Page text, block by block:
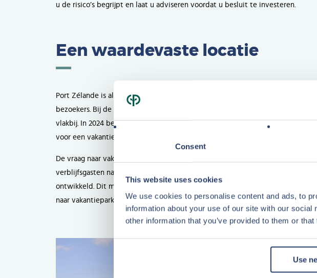
Consent
This website uses cookies
We use cookies to personalise content and ads, to
information about your use of our site with our
other information that you’ve provided to them or
Use
u de risico’s begrijpt en laat u adviseren voordat u besluit te investeren.
Een waardevaste locatie
Port Zélande is al jaren een van de populairste parken binnen het portfolio
bezoekers. Bij de grens tussen Zeeland en Zuid-Holland fungeert het park
vlakbij. In 2024 bezochten maar liefst
de provincie
voor een vakantie of zakelijk verblijf. De gunstige ligging maakt van Port
De vraag naar vakanties in eigen land blijft bovendien stijgen. Volgens het
verblijfsgasten naar verwachting
ontwikkeld. Dit maakt Port Zélande niet alleen aantrekkelijk voor het directe
naar vakantieparken ook door economische omstandigheden of